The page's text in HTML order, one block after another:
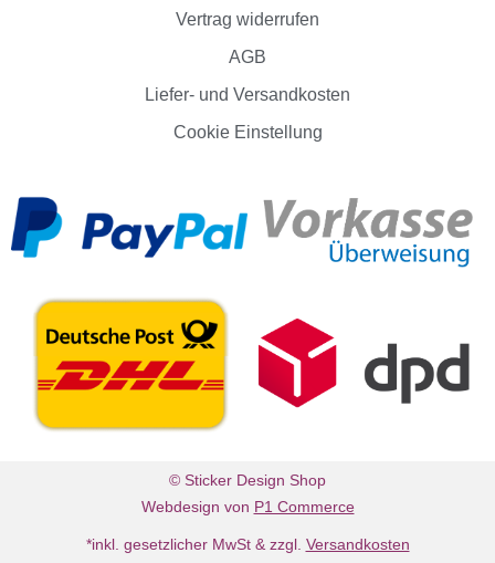
Vertrag widerrufen
AGB
Liefer- und Versandkosten
Cookie Einstellung
© Sticker Design Shop
Webdesign von P1 Commerce
*inkl. gesetzlicher MwSt & zzgl. Versandkosten